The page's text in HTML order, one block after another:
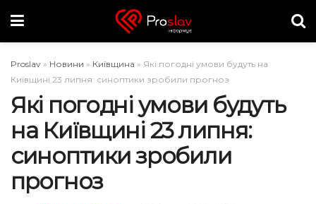
Proslav » Новини » Київщина » Які погодні умови будуть на
Київщині 23 липня: синоптики зробили прогноз
Які погодні умови будуть
на Київщині 23 липня:
синоптики зробили
прогноз